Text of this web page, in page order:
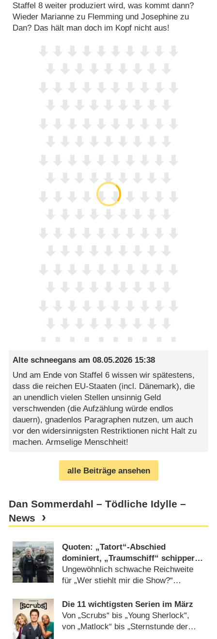
Staffel 8 weiter produziert wird, was kommt dann?
Wieder Marianne zu Flemming und Josephine zu
Dan? Das hält man doch im Kopf nicht aus!
Alte schneegans am08.05.2026 15:38
Und am Ende von Staffel 6 wissen wir spätestens,
dass die reichen EU-Staaten (incl. Dänemark), die
an unendlich vielen Stellen unsinnig Geld
verschwenden (die Aufzählung würde endlos
dauern), gnadenlos Paragraphen nutzen, um auch
vor den widersinnigsten Restriktionen nicht Halt zu
machen. Armselige Menschheit!
alle Beiträge ansehen
Dan Sommerdahl – Tödliche Idylle –
News
Quoten: „Tatort“-Abschied
dominiert, „Traumschiff“ schippert
verlässlich
Ungewöhnlich schwache Reichweite
für „Wer stiehlt mir die Show?“
Die 11 wichtigsten Serien im März
Von „Scrubs“ bis „Young Sherlock“,
von „Matlock“ bis „Sternstunde der